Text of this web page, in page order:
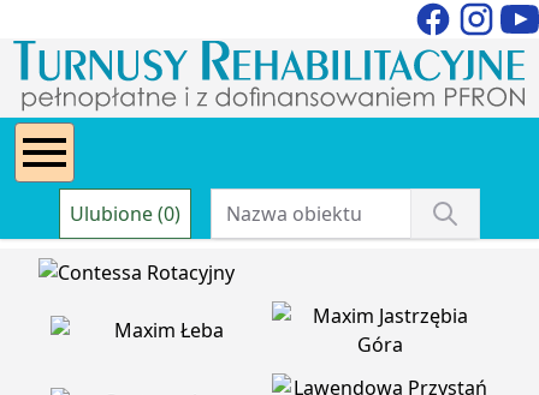
Ulubione (0)